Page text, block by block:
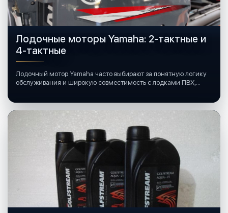
Лодочные моторы Yamaha: 2-тактные и
4-тактные
Лодочный мотор Yamaha часто выбирают за понятную логику
обслуживания и широкую совместимость с лодками ПВХ,